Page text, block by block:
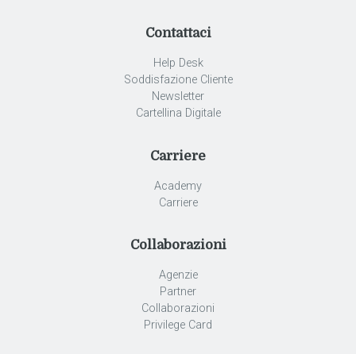
Contattaci
Help Desk
Soddisfazione Cliente
Newsletter
Cartellina Digitale
Carriere
Academy
Carriere
Collaborazioni
Agenzie
Partner
Collaborazioni
Privilege Card